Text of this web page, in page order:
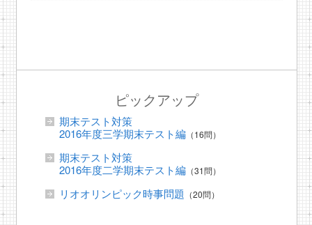
ピックアップ
期末テスト対策
2016年度三学期末テスト編（16問）
期末テスト対策
2016年度二学期末テスト編（31問）
リオオリンピック時事問題 （20問）